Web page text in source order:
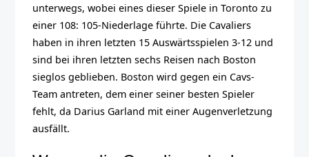
unterwegs, wobei eines dieser Spiele in Toronto zu
einer 108: 105-Niederlage führte. Die Cavaliers
haben in ihren letzten 15 Auswärtsspielen 3-12 und
sind bei ihren letzten sechs Reisen nach Boston
sieglos geblieben. Boston wird gegen ein Cavs-
Team antreten, dem einer seiner besten Spieler
fehlt, da Darius Garland mit einer Augenverletzung
ausfällt.